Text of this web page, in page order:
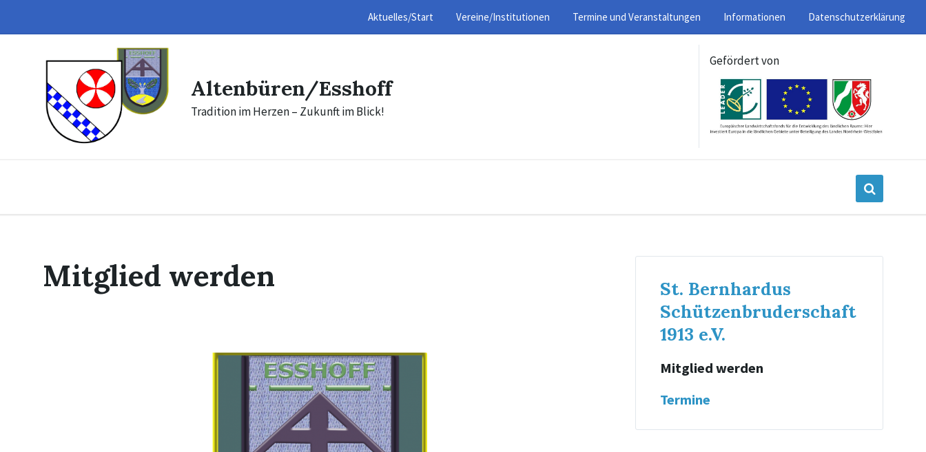
content
footer
Aktuelles/Start Vereine/Institutionen Termine und Veranstaltungen Informationen Datenschutzerklärung
Altenbüren/Esshoff
Tradition im Herzen – Zukunft im Blick!
Gefördert von
Mitglied werden
St. Bernhardus
Schützenbruderschaft
1913 e.V.
Mitglied werden
Termine